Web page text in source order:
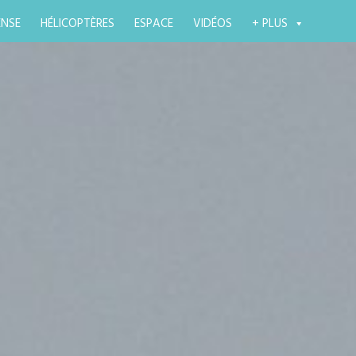
HÉLICOPTÈRES ESPACE VIDÉOS + PLUS